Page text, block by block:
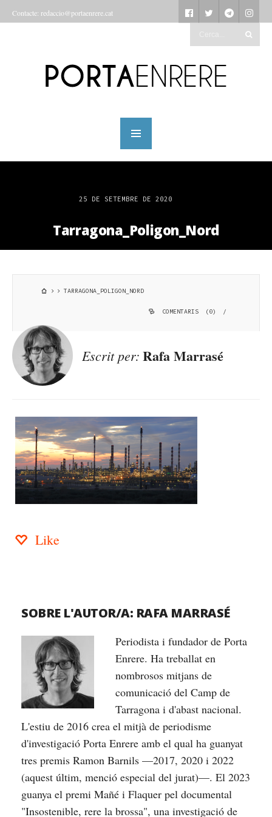
Contacte: redaccio@portaenrere.cat
25 DE SETEMBRE DE 2020
Tarragona_Poligon_Nord
TARRAGONA_POLIGON_NORD
COMENTARIS (0) /
Escrit per: Rafa Marrasé
Like
SOBRE L'AUTOR/A: RAFA MARRASÉ
Periodista i fundador de Porta
Enrere. Ha treballat en
nombrosos mitjans de
comunicació del Camp de
Tarragona i d'abast nacional.
L'estiu de 2016 crea el mitjà de periodisme
d'investigació Porta Enrere amb el qual ha guanyat
tres premis Ramon Barnils —2017, 2020 i 2022
(aquest últim, menció especial del jurat)—. El 2023
guanya el premi Mañé i Flaquer pel documental
"Insostenible, rere la brossa", una investigació de